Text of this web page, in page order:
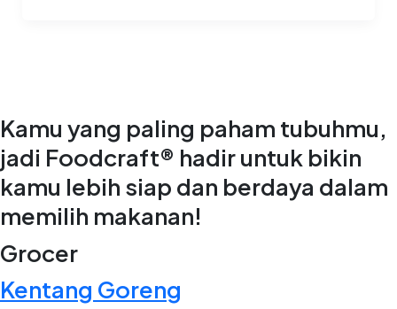
Kamu yang paling paham tubuhmu,
jadi Foodcraft® hadir untuk bikin
kamu lebih siap dan berdaya dalam
memilih makanan!
Grocer
Kentang Goreng